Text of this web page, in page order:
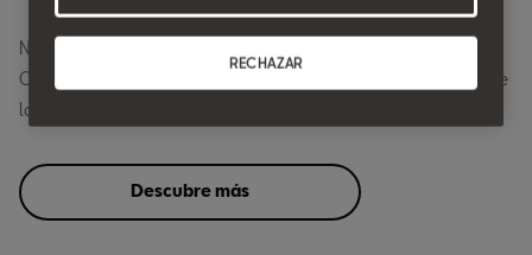
Nunca has tenido una relación tan cercana con tu coche.
Conecta con él a través del móvil para disfrutar todavía más de
la movilidad con SEAT.
Descubre más
RECHAZAR